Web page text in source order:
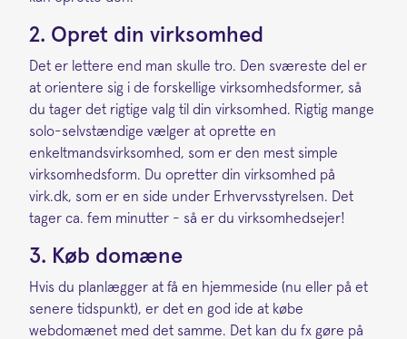
2. Opret din virksomhed
Det er lettere end man skulle tro. Den sværeste del er
at orientere sig i de forskellige virksomhedsformer, så
du tager det rigtige valg til din virksomhed. Rigtig mange
solo-selvstændige vælger at oprette en
enkeltmandsvirksomhed, som er den mest simple
virksomhedsform. Du opretter din virksomhed på
virk.dk, som er en side under Erhvervsstyrelsen. Det
tager ca. fem minutter - så er du virksomhedsejer!
3. Køb domæne
Hvis du planlægger at få en hjemmeside (nu eller på et
senere tidspunkt), er det en god ide at købe
webdomænet med det samme. Det kan du fx gøre på